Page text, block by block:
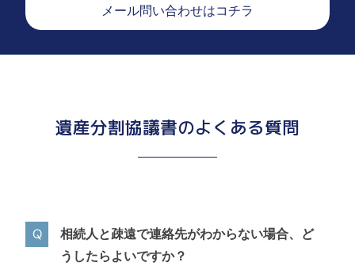
メール問い合わせはコチラ
遺産分割協議書のよくある質問
相続人と疎遠で連絡先がわからない場合、ど
うしたらよいですか？